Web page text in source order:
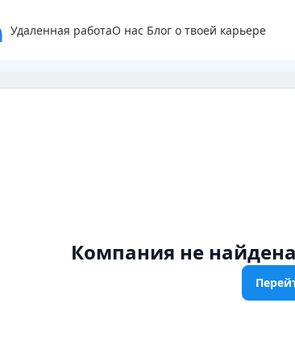
Удаленная работаО нас Блог о твоей карьере
Компания не